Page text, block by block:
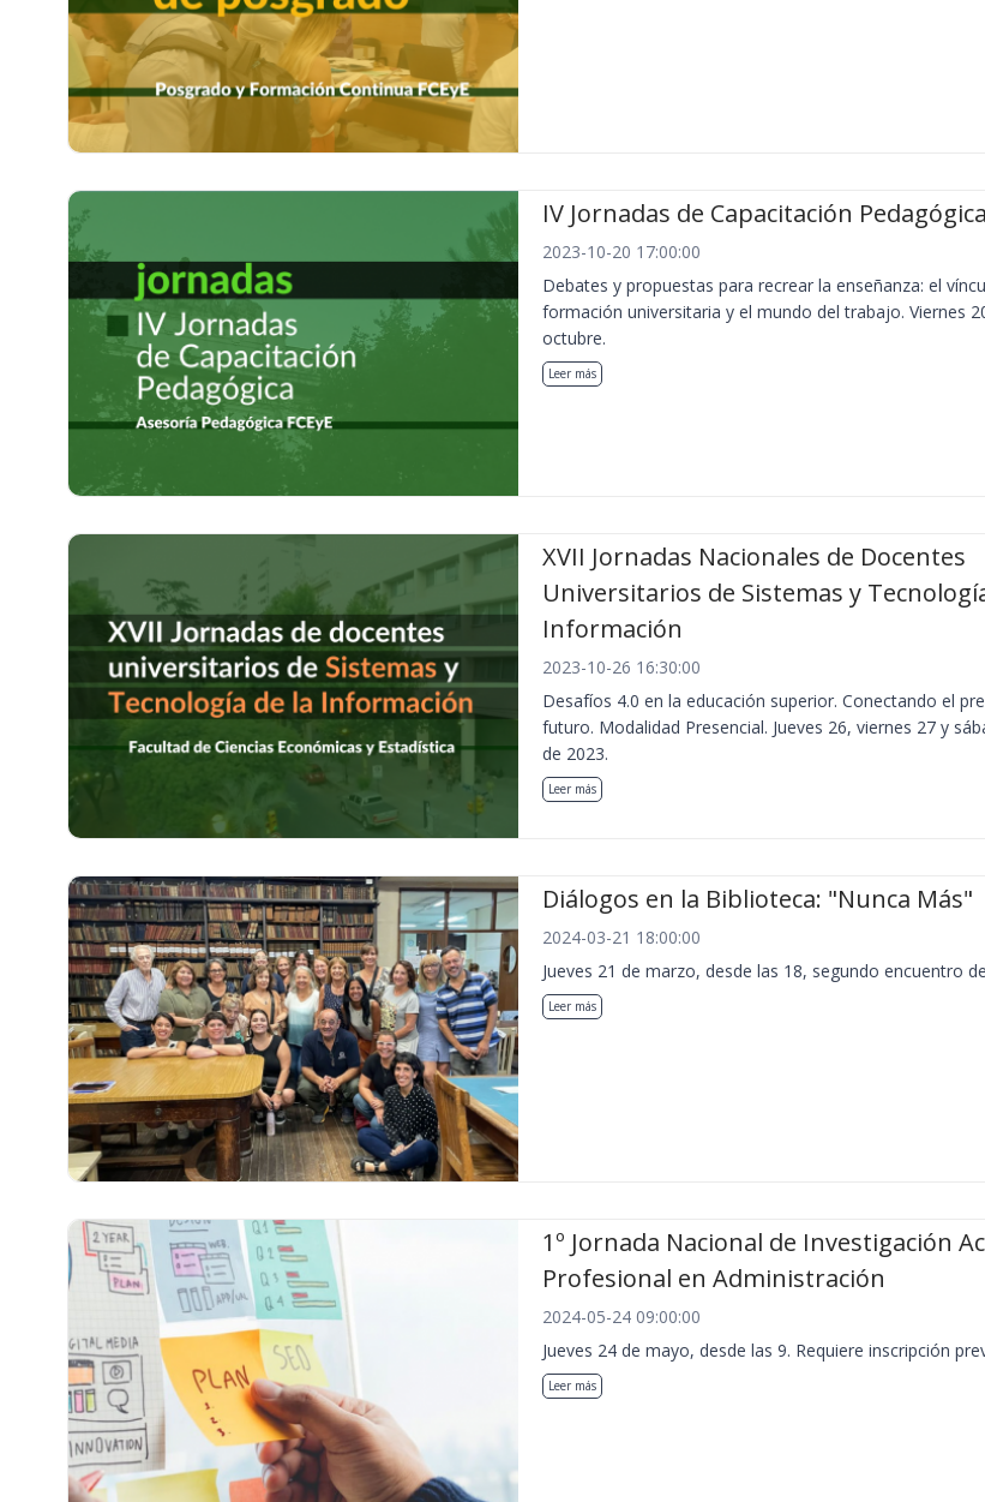
IV Jornadas de Capacitación Pedagógica
2023-10-20 17:00:00
Debates y propuestas para recrear la enseñanza: el
formación universitaria y el mundo del trabajo. Viernes
octubre.
Leer más
XVII Jornadas Nacionales de Docentes
Universitarios de Sistemas y
Información
2023-10-26 16:30:00
Desafíos 4.0 en la educación superior. Conectando el
futuro. Modalidad Presencial. Jueves 26, viernes 27 y
de 2023.
Leer más
Diálogos en la Biblioteca: "Nunca Más"
2024-03-21 18:00:00
Jueves 21 de marzo, desde las 18, segundo encuentro
Leer más
1º Jornada Nacional de Investigación
Profesional en Administración
2024-05-24 09:00:00
Jueves 24 de mayo, desde las 9. Requiere inscripción
Leer más